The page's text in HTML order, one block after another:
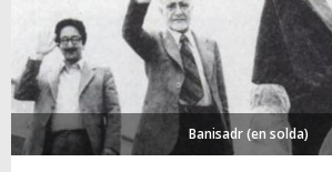
Banisadr (en solda)